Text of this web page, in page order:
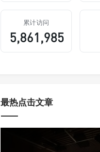
累计访问
5,861,985
最热点击文章